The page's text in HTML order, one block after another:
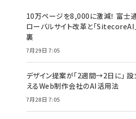
10万ページを8,000に激減！ 富士
ローバルサイト改革と「SitecoreAI
裏
7月29日 7:05
デザイン提案が「2週間→2日に」
えるWeb制作会社のAI活用法
7月28日 7:05